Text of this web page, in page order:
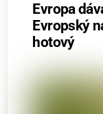
Evropa
Evropský
hotový